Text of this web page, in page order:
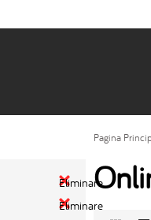
Eliminare
Eliminare
Pagina